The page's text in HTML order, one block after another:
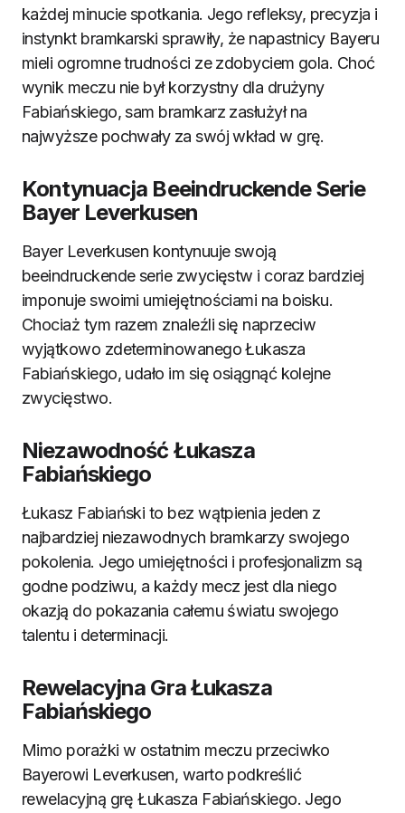
każdej minucie spotkania. Jego refleksy, precyzja i
instynkt bramkarski sprawiły, że napastnicy Bayeru
mieli ogromne trudności ze zdobyciem gola. Choć
wynik meczu nie był korzystny dla drużyny
Fabiańskiego, sam bramkarz zasłużył na
najwyższe pochwały za swój wkład w grę.
Kontynuacja Beeindruckende Serie
Bayer Leverkusen
Bayer Leverkusen kontynuuje swoją
beeindruckende serie zwycięstw i coraz bardziej
imponuje swoimi umiejętnościami na boisku.
Chociaż tym razem znaleźli się naprzeciw
wyjątkowo zdeterminowanego Łukasza
Fabiańskiego, udało im się osiągnąć kolejne
zwycięstwo.
Niezawodność Łukasza
Fabiańskiego
Łukasz Fabiański to bez wątpienia jeden z
najbardziej niezawodnych bramkarzy swojego
pokolenia. Jego umiejętności i profesjonalizm są
godne podziwu, a każdy mecz jest dla niego
okazją do pokazania całemu światu swojego
talentu i determinacji.
Rewelacyjna Gra Łukasza
Fabiańskiego
Mimo porażki w ostatnim meczu przeciwko
Bayerowi Leverkusen, warto podkreślić
rewelacyjną grę Łukasza Fabiańskiego. Jego